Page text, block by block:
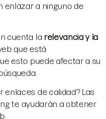
enlazar a ninguno de
cuenta la relevancia y la
que está
esto puede afectar a su
enlaces de calidad? Las
te ayudarán a obtener